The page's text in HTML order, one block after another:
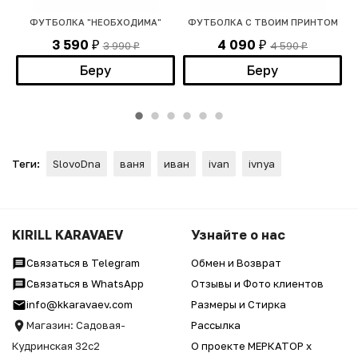
ФУТБОЛКА "НЕОБХОДИМА"
3 590 ₽ 3 990₽
Беру
ФУТБОЛКА С ТВОИМ ПРИНТОМ
4 090 ₽ 4 590₽
Беру
Теги: SlovoDna ваня иван ivan ivnya
KIRILL KARAVAEV
Связаться в Telegram
Связаться в WhatsApp
info@kkaravaev.com
Магазин: Садовая-
Кудринская 32с2
Узнайте о нас
Обмен и Возврат
Отзывы и Фото клиентов
Размеры и Стирка
Рассылка
О проекте МЕРКАТОР x